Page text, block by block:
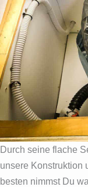
Durch seine flache
unsere Konstruktion
besten nimmst Du